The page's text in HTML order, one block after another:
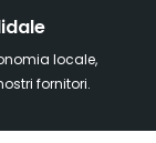
locale,
fornitori.